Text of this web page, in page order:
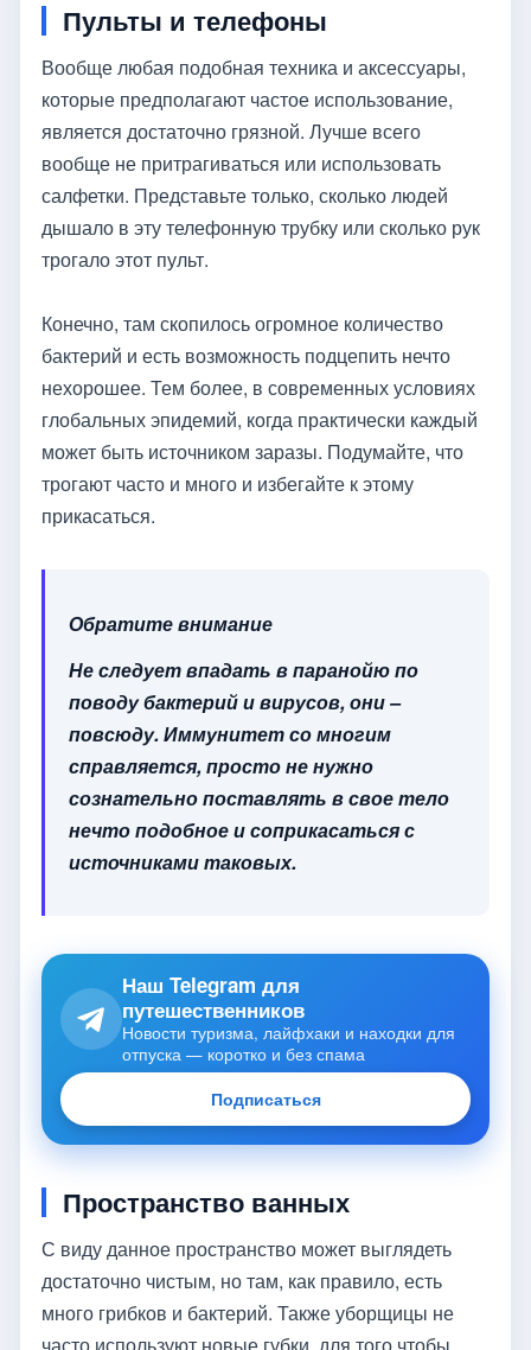
Пульты и телефоны
Вообще любая подобная техника и аксессуары,
которые предполагают частое использование,
является достаточно грязной. Лучше всего
вообще не притрагиваться или использовать
салфетки. Представьте только, сколько людей
дышало в эту телефонную трубку или сколько рук
трогало этот пульт.
Конечно, там скопилось огромное количество
бактерий и есть возможность подцепить нечто
нехорошее. Тем более, в современных условиях
глобальных эпидемий, когда практически каждый
может быть источником заразы. Подумайте, что
трогают часто и много и избегайте к этому
прикасаться.
Обратите внимание
Не следует впадать в паранойю по
поводу бактерий и вирусов, они –
повсюду. Иммунитет со многим
справляется, просто не нужно
сознательно поставлять в свое тело
нечто подобное и соприкасаться с
источниками таковых.
Наш Telegram для
путешественников
Новости туризма, лайфхаки и находки для
отпуска — коротко и без спама
Подписаться
Пространство ванных
С виду данное пространство может выглядеть
достаточно чистым, но там, как правило, есть
много грибков и бактерий. Также уборщицы не